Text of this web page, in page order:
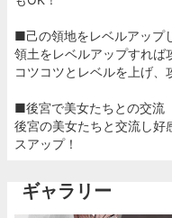
■己の領地をレベルアップ
領土をレベルアップすれば
コツコツとレベルを上げ、
■後宮で美女たちとの交流
後宮の美女たちと交流し好
スアップ！
ギャラリー